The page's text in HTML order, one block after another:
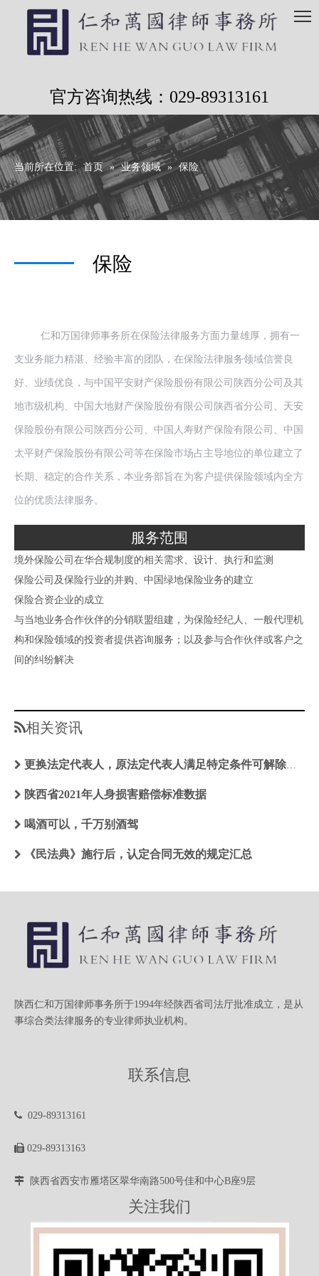
官方咨询热线：029-89313161
当前所在位置: 首页 » 业务领域 » 保险
保险
仁和万国律师事务所在保险法律服务方面力量雄厚，拥有一
支业务能力精湛、经验丰富的团队，在保险法律服务领域信誉良
好、业绩优良，与中国平安财产保险股份有限公司陕西分公司及其
地市级机构、 中国大地财产保险股份有限公司陕西省分公司、天安
保险股份有限公司陕西分公司、中国人寿财产保险有限公司、中国
太平财产保险股份有限公司等在保险市场占主导地位的单位建立了
长期、稳定的合作关系，本业务部旨在为客户提供保险领域内全方
位的优质法律服务。
服务范围
境外保险公司在华合规制度的相关需求、设计、执行和监测
保险公司及保险行业的并购、中国绿地保险业务的建立
保险合资企业的成立
与当地业务合作伙伴的分销联盟组建，为保险经纪人、一般代理机
构和保险领域的投资者提供咨询服务；以及参与合作伙伴或客户之
间的纠纷解决
相关资讯
更换法定代表人，原法定代表人满足特定条件可解除限高措施
陕西省2021年人身损害赔偿标准数据
喝酒可以，千万别酒驾
《民法典》施行后，认定合同无效的规定汇总
业务领域
陕西仁和万国律师事务所于1994年经陕西省司法厅批准成立，是从
事综合类法律服务的专业律师执业机构。
联系信息
 029-89313161
 029-89313163
 陕西省西安市雁塔区翠华南路500号佳和中心B座9层
关注我们